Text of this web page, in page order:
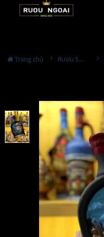
Trang chủ Rượu Sưu Tầm - Nga